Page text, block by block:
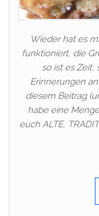
Wieder hat es
funktioniert, die
so ist es Zeit,
Erinnerungen
diesem Beitrag
habe eine
euch ALTE,